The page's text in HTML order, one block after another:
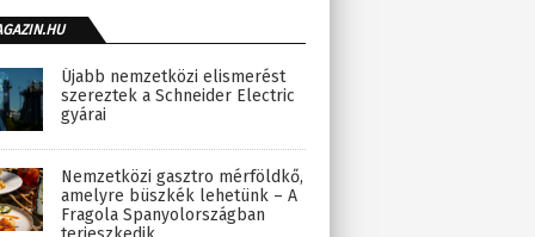
Újabb nemzetközi elismerést
szereztek a Schneider Electric
gyárai
Nemzetközi gasztro mérföldkő,
amelyre büszkék lehetünk – A
Fragola Spanyolországban